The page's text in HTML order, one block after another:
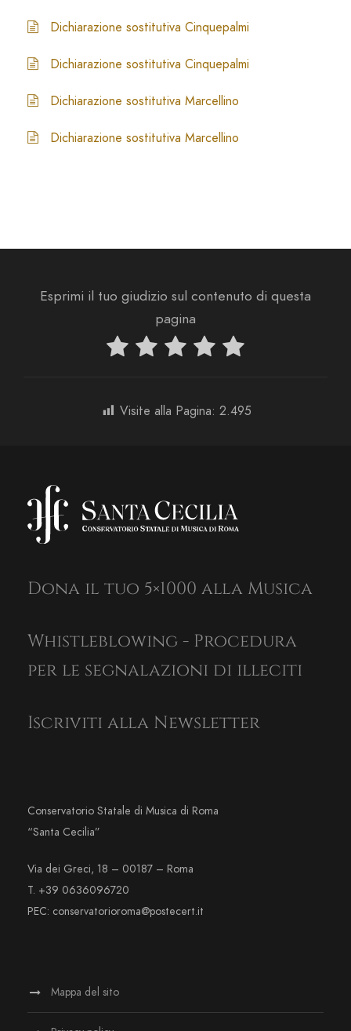
Dichiarazione sostitutiva Cinquepalmi
Dichiarazione sostitutiva Cinquepalmi
Dichiarazione sostitutiva Marcellino
Dichiarazione sostitutiva Marcellino
Esprimi il tuo giudizio sul contenuto di questa
pagina
Visite alla Pagina: 2.495
Dona il tuo 5×1000 alla Musica
Whistleblowing - Procedura
per le segnalazioni di illeciti
Iscriviti alla Newsletter
Conservatorio Statale di Musica di Roma
“Santa Cecilia”
Via dei Greci, 18 – 00187 – Roma
T. +39 0636096720
PEC: conservatorioroma@postecert.it
Mappa del sito